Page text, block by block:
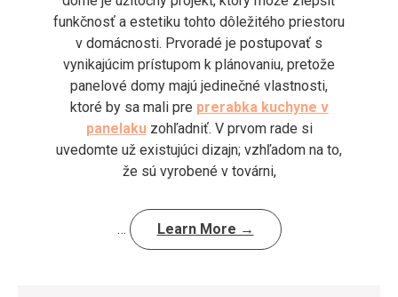
funkčnosť a estetiku tohto dôležitého priestoru
v domácnosti. Prvoradé je postupovať s
vynikajúcim prístupom k plánovaniu, pretože
panelové domy majú jedinečné vlastnosti,
ktoré by sa mali pre prerabka kuchyne v
panelakuzohľadniť. V prvom rade si
uvedomte už existujúci dizajn; vzhľadom na to,
že sú vyrobené v továrni,
… Learn More →